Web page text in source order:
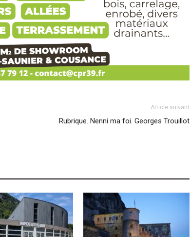
Article suivant
Rubrique. Nenni ma foi. Georges Trouillot